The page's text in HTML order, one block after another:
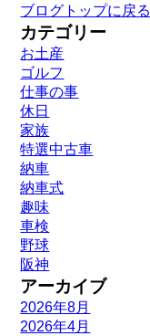
ブログトップに戻る
カテゴリー
お土産
ゴルフ
仕事の事
休日
家族
特選中古車
納車
納車式
趣味
車検
野球
阪神
アーカイブ
2026年8月
2026年4月